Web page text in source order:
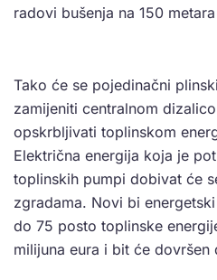
radovi bušenja na 150
Tako će se pojedinačni
zamijeniti centralnom
opskrbljivati toplinskom
Električna energija koja je
toplinskih pumpi dobivat će
zgradama. Novi bi
do 75 posto toplinske
milijuna eura i bit će